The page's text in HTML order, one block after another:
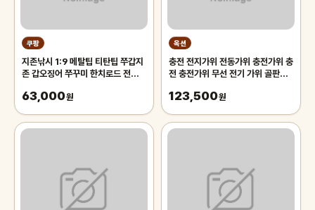
쿠팡
지존낚시 1:9 메탈팁 티탄팁 쭈갑지
존 갑오징어 쭈꾸미 한치로드 전용대
63,000원
옥션
충전 전지가위 전동가위 충전가위 충
전 충전가위 무선 전기 가위 골판지
123,500원